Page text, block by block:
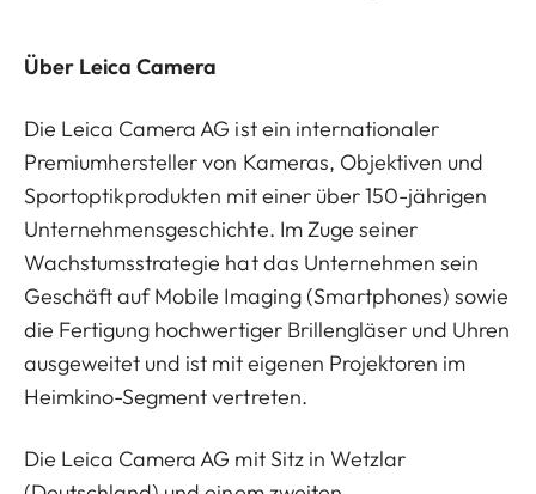
Über Leica Camera
Die Leica Camera AG ist ein internationaler
Premiumhersteller von Kameras, Objektiven und
Sportoptikprodukten mit einer über 150-jährigen
Unternehmensgeschichte. Im Zuge seiner
Wachstumsstrategie hat das Unternehmen sein
Geschäft auf Mobile Imaging (Smartphones) sowie
die Fertigung hochwertiger Brillengläser und Uhren
ausgeweitet und ist mit eigenen Projektoren im
Heimkino-Segment vertreten.
Die Leica Camera AG mit Sitz in Wetzlar